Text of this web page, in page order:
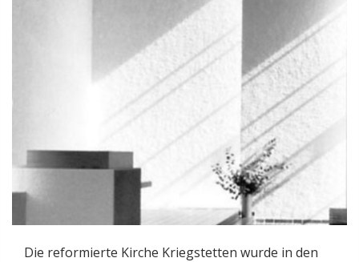
Die reformierte Kirche Kriegstetten wurde in den